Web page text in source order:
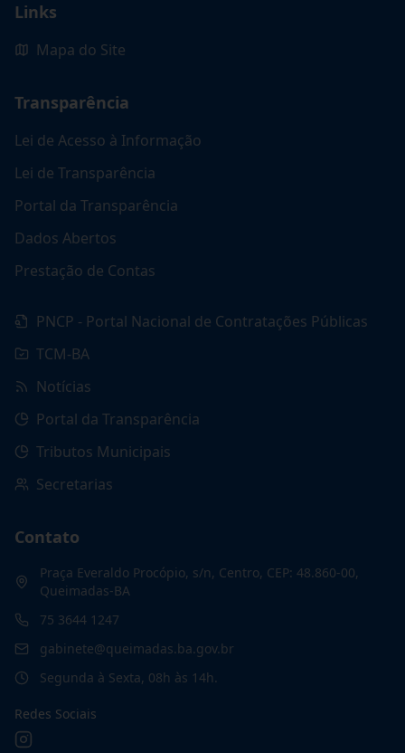
Links
Mapa do Site
Transparência
Lei de Acesso à Informação
Lei de Transparência
Portal da Transparência
Dados Abertos
Prestação de Contas
PNCP - Portal Nacional de Contratações Públicas
TCM-BA
Notícias
Portal da Transparência
Tributos Municipais
Secretarias
Contato
Praça Everaldo Procópio, s/n, Centro, CEP: 48.860-00,
Queimadas-BA
75 3644 1247
gabinete@queimadas.ba.gov.br
Segunda à Sexta, 08h às 14h.
Redes Sociais